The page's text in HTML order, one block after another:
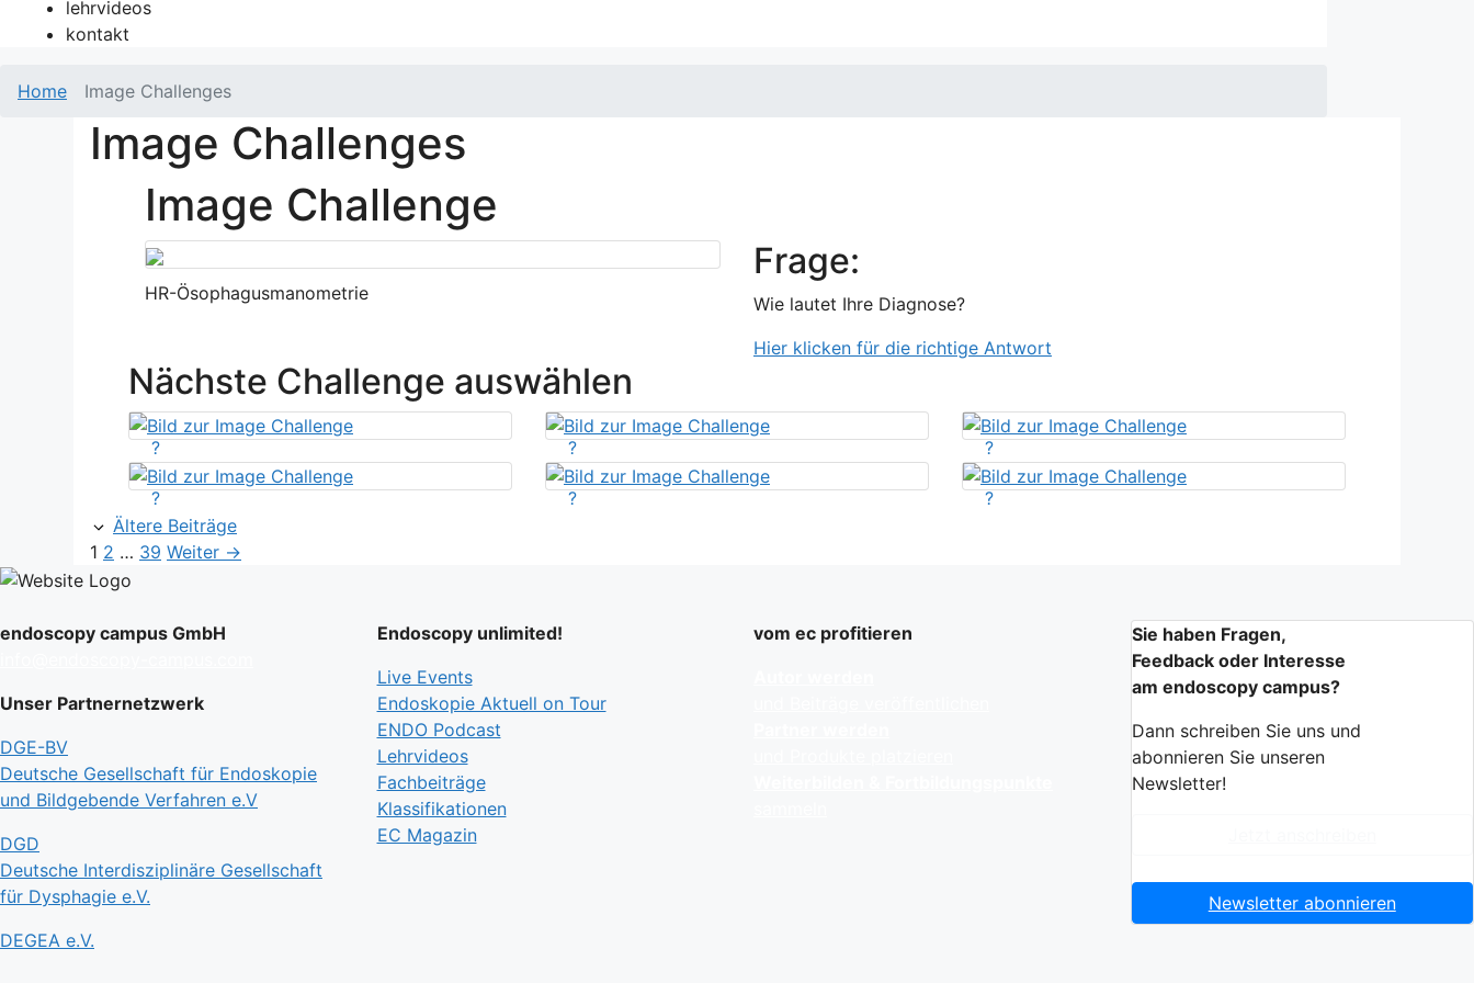
lehrvideos
kontakt
Home Image Challenges
Image Challenges
Image Challenge
HR-Ösophagusmanometrie
Frage:
Wie lautet Ihre Diagnose?
Hier klicken für die richtige Antwort
Nächste Challenge auswählen
? ? ?
? ?
?
Ältere Beiträge
Seite
1 Seite
2 … Seite
39 Weiter →
endoscopy campus GmbH
Unser Partnernetzwerk
DGE-BV
Deutsche Gesellschaft für Endoskopie
und Bildgebende Verfahren e.V
DGD
Deutsche Interdisziplinäre Gesellschaft
für Dysphagie e.V.
DEGEA e.V.
Endoscopy unlimited!
Live Events
Endoskopie Aktuell on Tour
ENDO Podcast
Lehrvideos
Fachbeiträge
Klassifikationen
EC Magazin
vom ec profitieren
Sie haben Fragen,
Feedback oder Interesse
am endoscopy campus?
Dann schreiben Sie uns und
abonnieren Sie unseren
Newsletter!
Newsletter abonnieren